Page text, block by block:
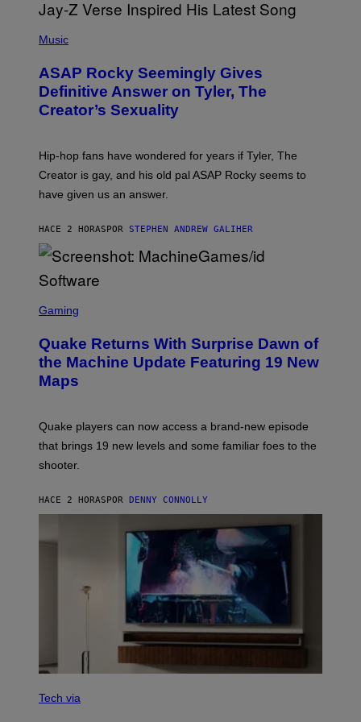
S
E
Y
T
Y
I
A
E
S
)
H
O
B
Y
M
C
A
C
P
P
E
/
E
T
Y
I
M
A
G
Music
ASAP Rocky Seemingly Gives
Definitive Answer on Tyler, The
Creator’s Sexuality
Hip-hop fans have wondered for years if Tyler, The
Creator is gay, and his old pal ASAP Rocky seems to
have given us an answer.
HACE 2 HORAS POR STEPHEN ANDREW GALIHER
C
E
N
S
H
M
A
H
E
G
M
A
E
Gaming
Quake Returns With Surprise Dawn of
the Machine Update Featuring 19 New
Maps
Quake players can now access a brand-new episode
that brings 19 new levels and some familiar foes to the
shooter.
HACE 2 HORAS POR DENNY CONNOLLY
I
Tech via